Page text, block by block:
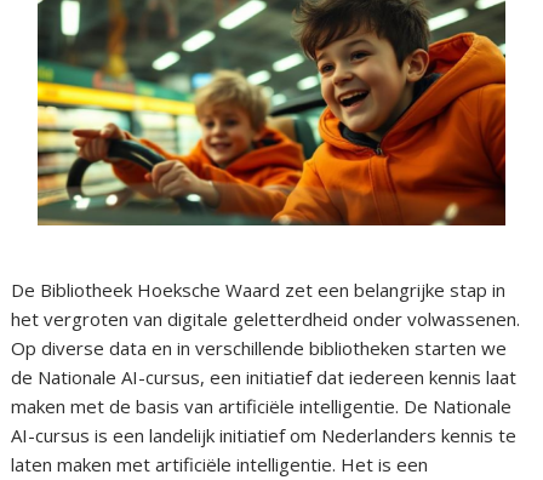
De Bibliotheek Hoeksche Waard zet een belangrijke stap in
het vergroten van digitale geletterdheid onder volwassenen.
Op diverse data en in verschillende bibliotheken starten we
de Nationale AI-cursus, een initiatief dat iedereen kennis laat
maken met de basis van artificiële intelligentie. De Nationale
AI-cursus is een landelijk initiatief om Nederlanders kennis te
laten maken met artificiële intelligentie. Het is een